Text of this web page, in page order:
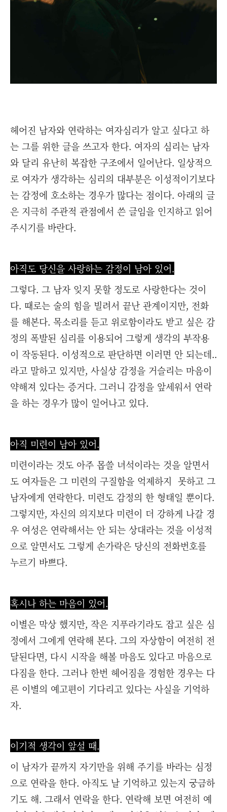
헤어진 남자와 연락하는 여자심리가 알고 싶다고 하
는 그를 위한 글을 쓰고자 한다. 여자의 심리는 남자
와 달리 유난히 복잡한 구조에서 일어난다. 일상적으
로 여자가 생각하는 심리의 대부분은 이성적이기보다
는 감정에 호소하는 경우가 많다는 점이다. 아래의 글
은 지극히 주관적 관점에서 쓴 글임을 인지하고 읽어
주시기를 바란다.
아직도 당신을 사랑하는 감정이 남아 있어.
그렇다. 그 남자 잊지 못할 정도로 사랑한다는 것이
다. 때로는 술의 힘을 빌려서 끝난 관계이지만, 전화
를 해본다. 목소리를 듣고 위로함이라도 받고 싶은 감
정의 폭발된 심리를 이용되어 그렇게 생각의 부작용
이 작동된다. 이성적으로 판단하면 이러면 안 되는데..
라고 말하고 있지만, 사실상 감정을 거슬리는 마음이
약해져 있다는 증거다. 그러니 감정을 앞세워서 연락
을 하는 경우가 많이 일어나고 있다.
아직 미련이 남아 있어.
미련이라는 것도 아주 몹쓸 녀석이라는 것을 알면서
도 여자들은 그 미련의 구질함을 억제하지 못하고 그
남자에게 연락한다. 미련도 감정의 한 형태일 뿐이다.
그렇지만, 자신의 의지보다 미련이 더 강하게 나갈 경
우 여성은 연락해서는 안 되는 상대라는 것을 이성적
으로 알면서도 그렇게 손가락은 당신의 전화번호를
누르기 바쁘다.
혹시나 하는 마음이 있어.
이별은 막상 했지만, 작은 지푸라기라도 잡고 싶은 심
정에서 그에게 연락해 본다. 그의 자상함이 여전히 전
달된다면, 다시 시작을 해볼 마음도 있다고 마음으로
다짐을 한다. 그러나 한번 헤어짐을 경험한 경우는 다
른 이별의 예고편이 기다리고 있다는 사실을 기억하
자.
이기적 생각이 앞설 때.
이 남자가 끝까지 자기만을 위해 주기를 바라는 심정
으로 연락을 한다. 아직도 날 기억하고 있는지 궁금하
기도 해. 그래서 연락을 한다. 연락해 보면 여전히 예